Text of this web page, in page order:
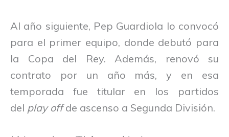
Al año siguiente, Pep Guardiola lo convocó
para el primer equipo, donde debutó para
la Copa del Rey. Además, renovó su
contrato por un año más, y en esa
temporada fue titular en los partidos
del play offde ascenso a Segunda División.